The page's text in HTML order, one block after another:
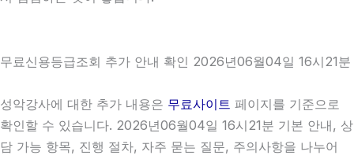
무료신용등급조회 추가 안내 확인 2026년06월04일 16시21분
성악강사에 대한 추가 내용은 무료사이트 페이지를 기준으로
확인할 수 있습니다. 2026년06월04일 16시21분 기본 안내, 상
담 가능 항목, 진행 절차, 자주 묻는 질문, 주의사항을 나누어